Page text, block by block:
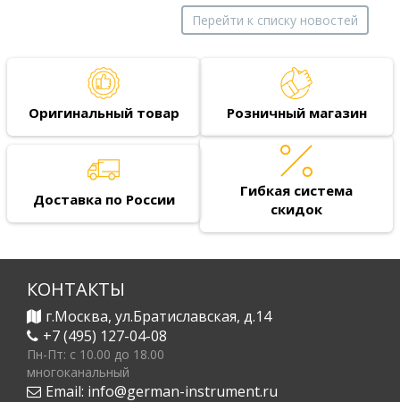
Перейти к списку новостей
Оригинальный товар Розничный магазин
Доставка по России
Гибкая система
скидок
КОНТАКТЫ
г.Москва, ул.Братиславская, д.14
+7 (495) 127-04-08
Пн-Пт: c 10.00 до 18.00
многоканальный
Email: info@german-instrument.ru